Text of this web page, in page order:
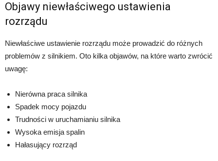
Objawy niewłaściwego ustawienia
rozrządu
Niewłaściwe ustawienie rozrządu może prowadzić do różnych
problemów z silnikiem. Oto kilka objawów, na które warto zwrócić
uwagę:
Nierówna praca silnika
Spadek mocy pojazdu
Trudności w uruchamianiu silnika
Wysoka emisja spalin
Hałasujący rozrząd